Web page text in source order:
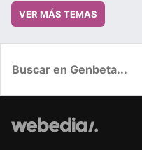
VER MÁS TEMAS